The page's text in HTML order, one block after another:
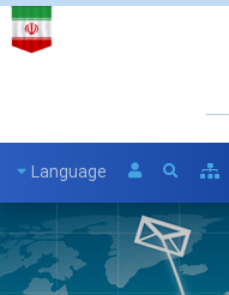
Language